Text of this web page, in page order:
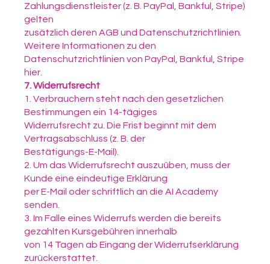
Zahlungsdienstleister (z. B. PayPal, Bankful, Stripe)
gelten
zusätzlich deren AGB und Datenschutzrichtlinien.
Weitere Informationen zu den
Datenschutzrichtlinien von PayPal, Bankful, Stripe
hier.
7. Widerrufsrecht
1. Verbrauchern steht nach den gesetzlichen
Bestimmungen ein 14-tägiges
Widerrufsrecht zu. Die Frist beginnt mit dem
Vertragsabschluss (z. B. der
Bestätigungs-E-Mail).
2. Um das Widerrufsrecht auszuüben, muss der
Kunde eine eindeutige Erklärung
per E-Mail oder schriftlich an die AI Academy
senden.
3. Im Falle eines Widerrufs werden die bereits
gezahlten Kursgebühren innerhalb
von 14 Tagen ab Eingang der Widerrufserklärung
zurückerstattet.